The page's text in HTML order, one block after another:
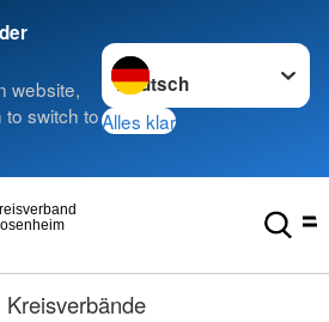
website,
switch to
Sprache wechseln zu
Alles klar
Kreisverbände